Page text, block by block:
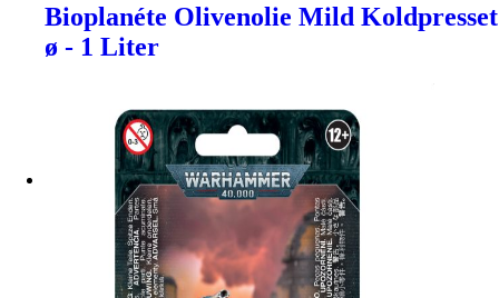
Bioplanéte Olivenolie Mild Koldpresset
ø - 1 Liter